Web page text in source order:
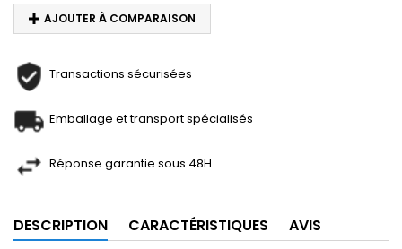
AJOUTER À COMPARAISON
Transactions sécurisées
Emballage et transport spécialisés
Réponse garantie sous 48H
DESCRIPTION CARACTÉRISTIQUES AVIS